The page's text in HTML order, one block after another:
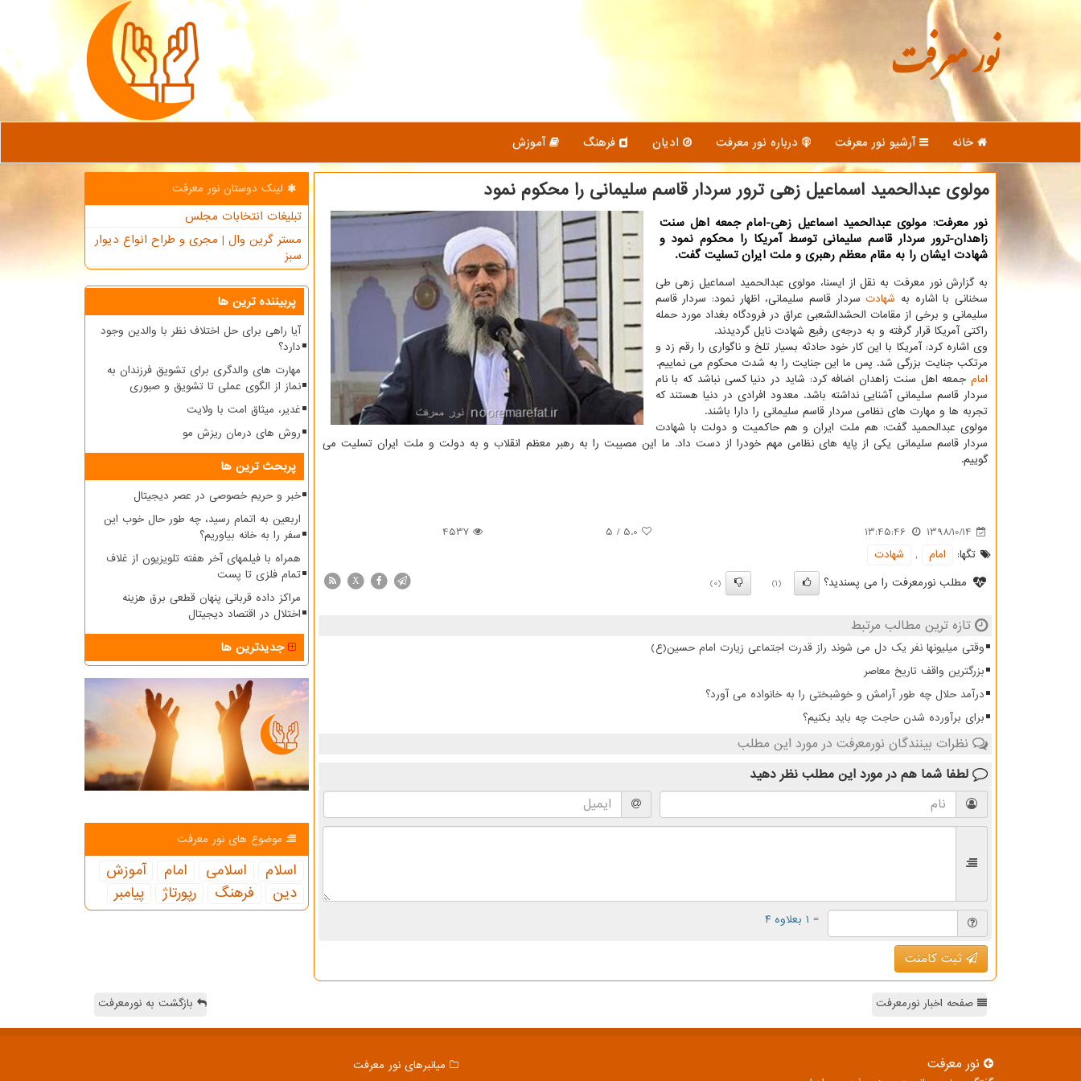
نور معرفت
خانه آرشیو نور معرفت درباره نور معرفت ادیان فرهنگ آموزش
مولوی عبدالحمید اسماعیل زهی ترور سردار قاسم سلیمانی را محكوم نمود
نور معرفت: مولوی عبدالحمید اسماعیل زهی-امام جمعه اهل سنت
زاهدان-ترور سردار قاسم سلیمانی توسط آمریكا را محكوم نمود و
شهادت ایشان را به مقام معظم رهبری و ملت ایران تسلیت گفت.
به گزارش نور معرفت به نقل از ایسنا، مولوی عبدالحمید اسماعیل زهی طی
سخنانی با اشاره به شهادت سردار قاسم سلیمانی، اظهار نمود: سردار قاسم
سلیمانی و برخی از مقامات الحشدالشعبی عراق در فرودگاه بغداد مورد حمله
راكتی آمریكا قرار گرفته و به درجه‌ی رفیع شهادت نایل گردیدند.
وی اشاره كرد: آمریكا با این كار خود حادثه بسیار تلخ و ناگواری را رقم زد و
مرتكب جنایت بزرگی شد. پس ما این جنایت را به شدت محكوم می نماییم.
امام جمعه اهل سنت زاهدان اضافه كرد: شاید در دنیا كسی نباشد كه با نام
سردار قاسم سلیمانی آشنایی نداشته باشد. معدود افرادی در دنیا هستند كه
تجربه ها و مهارت های نظامی سردار قاسم سلیمانی را دارا باشند.
مولوی عبدالحمید گفت: هم ملت ایران و هم حاكمیت و دولت با شهادت
سردار قاسم سلیمانی یكی از پایه های نظامی مهم خودرا از دست داد. ما این مصیبت را به رهبر معظم انقلاب و به دولت و ملت ایران تسلیت می
گوییم.
1398/10/14
13:45:46
5.0
/
5
4537
تگها:
امام ,
شهادت
مطلب نورمعرفت را می پسندید؟
(1)
(0)
X
تازه ترین مطالب مرتبط
وقتی میلیونها نفر یک دل می شوند راز قدرت اجتماعی زیارت امام حسین(ع)
بزرگترین واقف تاریخ معاصر
درآمد حلال چه طور آرامش و خوشبختی را به خانواده می آورد؟
برای برآورده شدن حاجت چه باید بکنیم؟
نظرات بینندگان نورمعرفت در مورد این مطلب
لطفا شما هم در مورد این مطلب نظر دهید
= ۱ بعلاوه ۴
ثبت کامنت
لینک دوستان نور معرفت
تبلیغات انتخابات مجلس
مستر گرین وال | مجری و طراح انواع دیوار
سبز
پربیننده ترین ها
آیا راهی برای حل اختلاف نظر با والدین وجود
دارد؟
مهارت های والدگری برای تشویق فرزندان به
نماز از الگوی عملی تا تشویق و صبوری
غدیر، میثاق امت با ولایت
روش های درمان ریزش مو
پربحث ترین ها
خبر و حریم خصوصی در عصر دیجیتال
اربعین به اتمام رسید، چه طور حال خوب این
سفر را به خانه بیاوریم؟
همراه با فیلمهای آخر هفته تلویزیون از غلاف
تمام فلزی تا پست
مراکز داده قربانی پنهان قطعی برق هزینه
اختلال در اقتصاد دیجیتال
جدیدترین ها
موضوع های نور معرفت
اسلام اسلامی امام
آموزش
دین
فرهنگ رپورتاژ پیامبر
صفحه اخبار نورمعرفت بازگشت به نورمعرفت
نور معرفت میانبرهای نور معرفت